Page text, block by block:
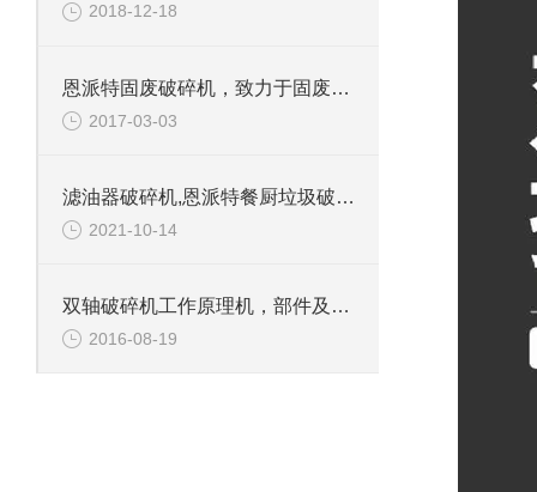
2018-12-18
恩派特固废破碎机，致力于固废处理
2017-03-03
滤油器破碎机,恩派特餐厨垃圾破碎机介绍
2021-10-14
双轴破碎机工作原理机，部件及应用范围
2016-08-19